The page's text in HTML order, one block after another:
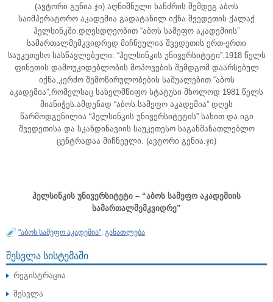
(ავტორი გენია.ჯი) აღნიშნული ხანძრის შემდეგ აბოს
საიმპერატორო აკადემია გადატანილ იქნა შვედეთის ქალაქ
ჰელსინკში.დღესდღეობით “აბოს სამეფო აკადემიის”
სამართალმემკვიდრედ მიჩნეულია შვედეთის ერთ-ერთი
საუკეთესო სასწავლებელი: “ჰელსინკის უნივერსიტეტი”.1918 წელს
ფინეთის დამოუკიდებლობის მოპოვების შემდგომ დაარსებულ
იქნა,კერძო შემოწირულობების საშუალებით “აბოს
აკადემია”,რომელსაც სახელმწიფო სტატუსი მხოლოდ 1981 წელს
მიანიჭეს.ამდენად “აბოს სამეფო აკადემია” დღეს
წარმოდგენილია “ჰელსინკის უნივერსიტეტის” სახით და იგი
შვედეთისა და სკანდინავიის საუკეთესო საგანმანათლებლო
ცენტრადაა მიჩნეული. (ავტორი გენია.ჯი)
ჰელსინკის უნივერსიტეტი – “აბოს სამეფო აკადემიის
სამართალმემკვიდრე”
"აბოს სამეფო აკადემია", განათლება
ᲨᲔᲡᲕᲚᲐ ᲡᲘᲡᲢᲔᲛᲐᲨᲘ
რეგისტრაცია
შესვლა